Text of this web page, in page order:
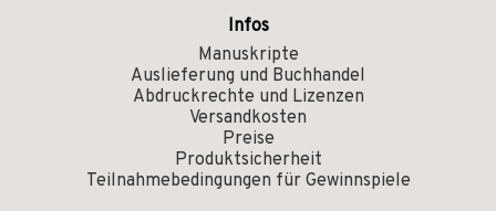
Infos
Manuskripte
Auslieferung und Buchhandel
Abdruckrechte und Lizenzen
Versandkosten
Preise
Produktsicherheit
Teilnahmebedingungen für Gewinnspiele